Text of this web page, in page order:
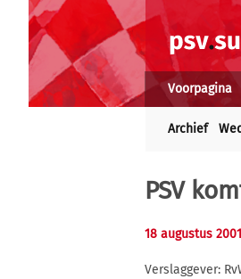
Voorpagina
Archief
PSV
18 augustus
Verslaggever: